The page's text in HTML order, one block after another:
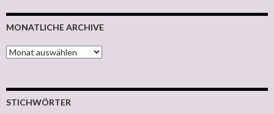
MONATLICHE ARCHIVE
MONATLICHE ARCHIVE
STICHWÖRTER